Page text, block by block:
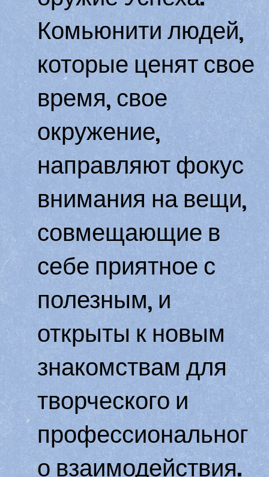
Комьюнити людей,
которые ценят свое
время, свое
окружение,
направляют фокус
внимания на вещи,
совмещающие в
себе приятное с
полезным, и
открыты к новым
знакомствам для
творческого и
профессиональног
о взаимодействия.